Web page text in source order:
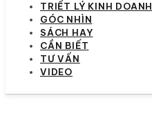
TRIẾT LÝ KINH DOANH
GÓC NHÌN
SÁCH HAY
CẦN BIẾT
TƯ VẤN
VIDEO